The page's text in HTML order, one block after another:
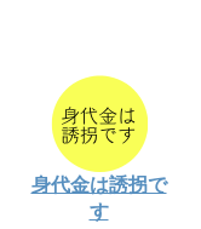
身代金は誘拐で
す